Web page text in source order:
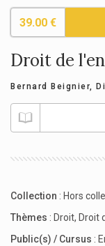
39.00 €
Droit de
Bernard Beignier,
Collection : Hors
Thèmes : Droit, Droit
Public(s) / Cursus :